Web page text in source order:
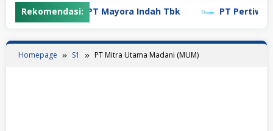
Rekomendasi:PT Mayora Indah Tbk PT Pertiwi
Homepage S1 PT Mitra Utama Madani (MUM)